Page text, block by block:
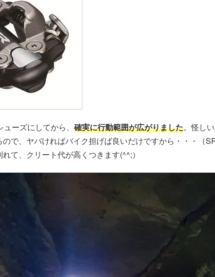
ーズにしてから、 確実に行動範囲が広がりました。怪し
で、ヤバければバイク担げば良いだけですから・・・（
て、クリート代が高くつきます(^^;）